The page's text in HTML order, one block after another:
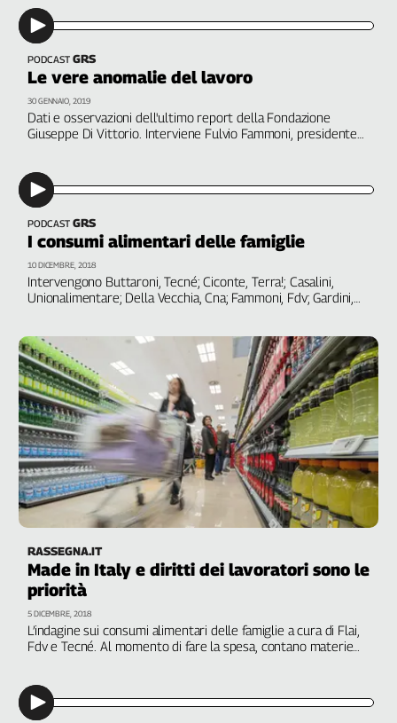
PODCAST GRS
Le vere anomalie del lavoro
Dati e osservazioni dell'ultimo report della Fondazione
Giuseppe Di Vittorio. Interviene Fulvio Fammoni, presidente
30 GENNAIO, 2019
PODCAST GRS
I consumi alimentari delle famiglie
Intervengono Buttaroni, Tecné; Ciconte, Terra!; Casalini,
Unionalimentare; Della Vecchia, Cna; Fammoni, Fdv; Gardini,
10 DICEMBRE, 2018
RASSEGNA.IT
Made in Italy e diritti dei lavoratori sono le
priorità
L’indagine sui consumi alimentari delle famiglie a cura di Flai,
Fdv e Tecné. Al momento di fare la spesa, contano materie
impegnativa
5 DICEMBRE, 2018